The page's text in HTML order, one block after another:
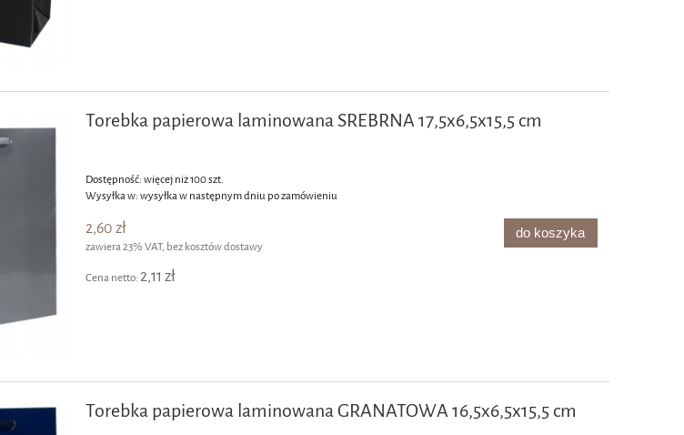
Torebka papierowa laminowana SREBRNA 17,5x6,5x15,5 cm
Dostępność:więcej niż 100 szt.
Wysyłka w:wysyłka w następnym dniu po zamówieniu
2,60 zł
zawiera 23% VAT, bez kosztów dostawy
Cena netto: 2,11 zł
do koszyka
Torebka papierowa laminowana GRANATOWA 16,5x6,5x15,5 cm